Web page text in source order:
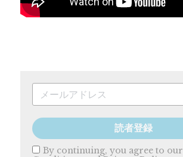
読者登録
By continuing, you agree to our